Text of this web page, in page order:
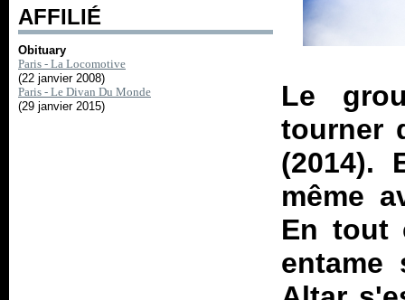
AFFILIÉ
Obituary
Paris - La Locomotive
(22 janvier 2008)
Paris - Le Divan Du Monde
(29 janvier 2015)
Le
tourner
(2014).
même
En tout